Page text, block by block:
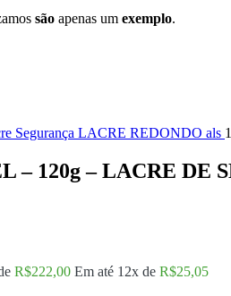
são apenas um exemplo.
Segurança LACRE REDONDO als
– 120g – LACRE DE
R$222,00 Em até 12x de R$25,05